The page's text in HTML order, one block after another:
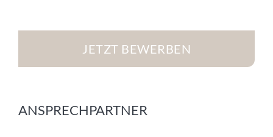
JETZT BEWERBEN
ANSPRECHPARTNER